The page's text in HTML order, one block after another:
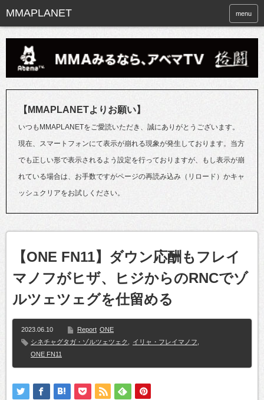
menu
【MMAPLANETよりお願い】
いつもMMAPLANETをご愛読いただき、誠にありがとうございます。
現在、スマートフォンにて表示が崩れる現象が発生しております。当方
でも正しい形で表示されるよう設定を行っておりますが、もし表示が崩
れている場合は、お手数ですがページの再読み込み（リロード）かキャ
ッシュクリアをお試しください。
【ONE FN11】ダウン応酬もフレイ
マノフがヒザ、ヒジからのRNCでゾ
ルツェツェグを仕留める
2023.06.10 Report ONE
シネチャグタガ・ゾルツェツェク
イリャ・フレイマノフ
ONE FN11